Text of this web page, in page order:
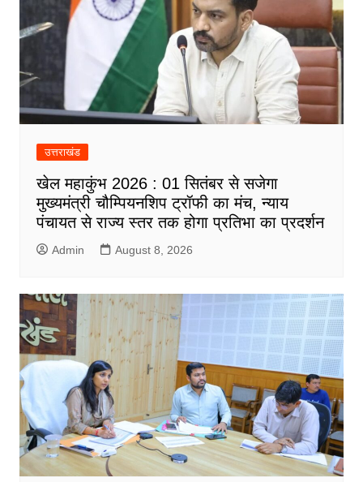
उत्तराखंड
खेल महाकुंभ 2026 : 01 सितंबर से सजेगा
मुख्यमंत्री चौम्पियनशिप ट्रॉफी का मंच, न्याय
पंचायत से राज्य स्तर तक होगा प्रतिभा का प्रदर्शन
Admin August 8, 2026